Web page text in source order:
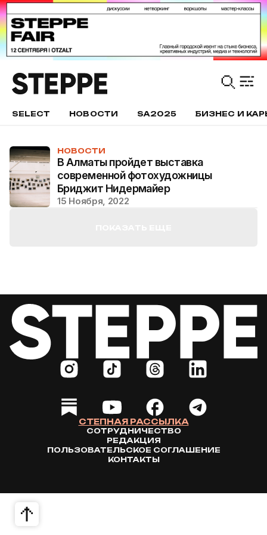
SELECT НОВОСТИ SA2025 БИЗНЕС И
НОВОСТИ
В Алматы пройдет выставка
современной фотохудожницы
Бриджит Нидермайер
15 Ноября, 2022
СТЕПНАЯ РАССЫЛКА
СОТРУДНИЧЕСТВО
РЕДАКЦИЯ
ПОЛЬЗОВАТЕЛЬСКОЕ СОГЛАШЕНИЕ
КОНТАКТЫ